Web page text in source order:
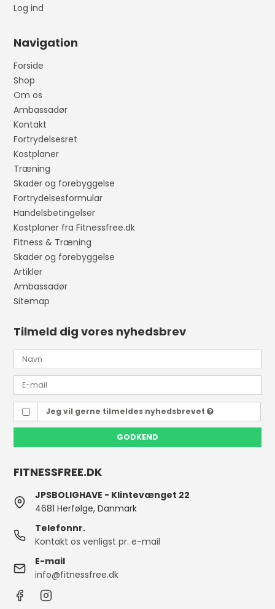
Log ind
Navigation
Forside
Shop
Om os
Ambassadør
Kontakt
Fortrydelsesret
Kostplaner
Træning
Skader og forebyggelse
Fortrydelsesformular
Handelsbetingelser
Kostplaner fra Fitnessfree.dk
Fitness & Træning
Skader og forebyggelse
Artikler
Ambassadør
Sitemap
Tilmeld dig vores nyhedsbrev
Jeg vil gerne tilmeldes nyhedsbrevet
GODKEND
FITNESSFREE.DK
JPSBOLIGHAVE - Klintevænget 22
4681 Herfølge, Danmark
Telefonnr.
Kontakt os venligst pr. e-mail
E-mail
info@fitnessfree.dk